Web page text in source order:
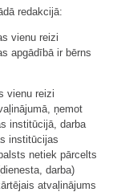
redakcijā:
vienu reizi
apgādībā ir bērns
vienu reizi
ņemot
institūcijā, darba
institūcijas
netiek pārcelts
darba)
atvaļinājums